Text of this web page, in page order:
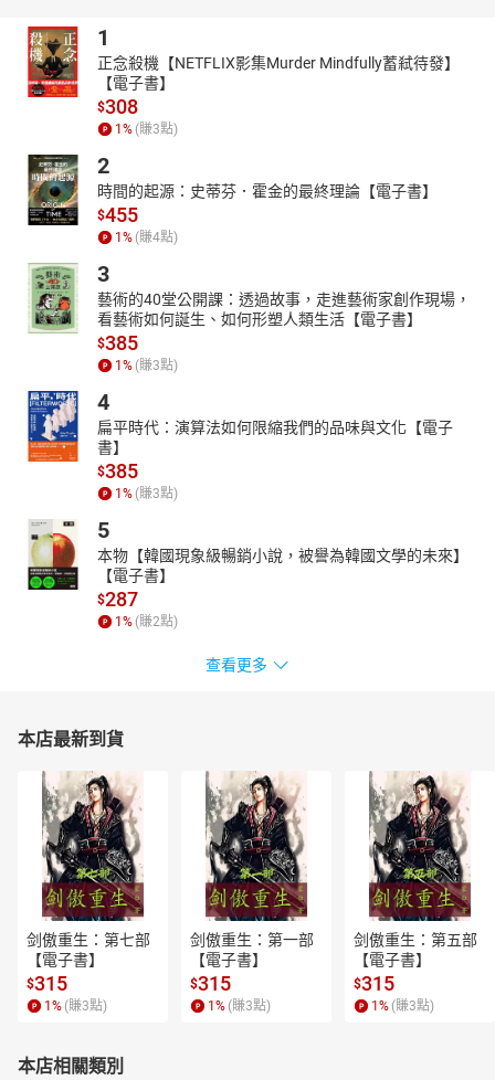
1
正念殺機【NETFLIX影集Murder Mindfully蓄弒待發】
【電子書】
$308
1% (賺3點)
2
時間的起源：史蒂芬．霍金的最終理論【電子書】
$455
1% (賺4點)
3
藝術的40堂公開課：透過故事，走進藝術家創作現場，
看藝術如何誕生、如何形塑人類生活【電子書】
$385
1% (賺3點)
4
扁平時代：演算法如何限縮我們的品味與文化【電子
書】
$385
1% (賺3點)
5
本物【韓國現象級暢銷小說，被譽為韓國文學的未來】
【電子書】
$287
1% (賺2點)
查看更多
本店最新到貨
剑傲重生：第七部
【電子書】
$315
1 % (賺3點)
剑傲重生：第一部
【電子書】
$315
1 % (賺3點)
剑傲重生：第五部
【電子書】
$315
1 % (賺3點)
本店相關類別